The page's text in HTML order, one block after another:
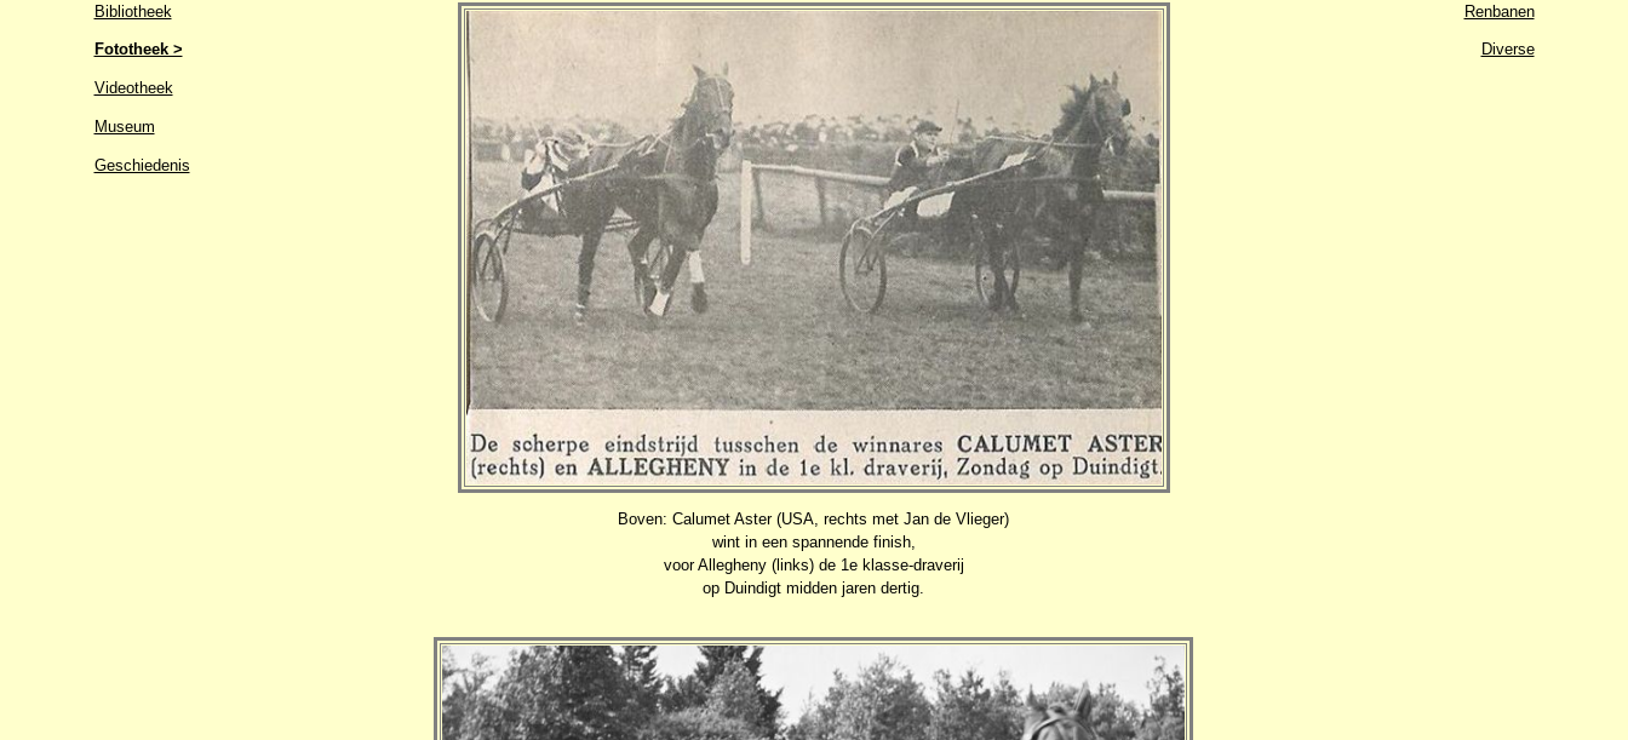
Bibliotheek
Fototheek >
Videotheek
Museum
Geschiedenis
Boven: Calumet Aster (USA, rechts met Jan de Vlieger)
wint in een spannende finish,
voor Allegheny (links) de 1e klasse-draverij
op Duindigt midden jaren dertig.
Renbanen
Diverse